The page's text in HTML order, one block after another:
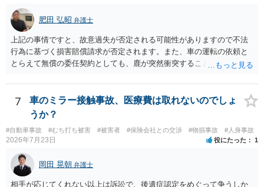
肥田 弘昭 弁護士
上記の事情ですと、故意過失が否定される可能性がありますので不法
行為に基づく損害賠償請求が否定されます。また、車の運転の依頼と
とらえて無償の委任契約としても、鹿が突然衝突することは予見がで
償請求も成立しない可能性があります。以上の理由から支払義務は否
定される可能性が高いです。ご参考にしてください。
7
車のミラー接触事故、医療費は取れないのでしょ
うか？
#自動車事故 #むち打ち被害 #被害者 #保険会社との交渉 #物損事故 #人身事故
2026年7月23日 役にたった 1
岡田 晃朝 弁護士
相手が応じてくれない以上は訴訟で、後遺症認定をめぐって争うしか